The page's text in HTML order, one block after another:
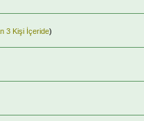
3 Kişi İçeride)